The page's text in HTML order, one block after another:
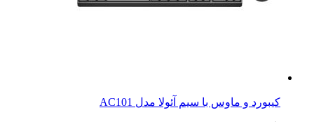
کیبورد و ماوس با سیم آئولا مدل AC101